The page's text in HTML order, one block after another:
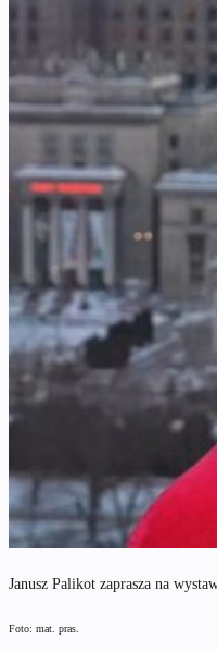
Janusz Palikot zaprasza na
Foto: mat. pras.